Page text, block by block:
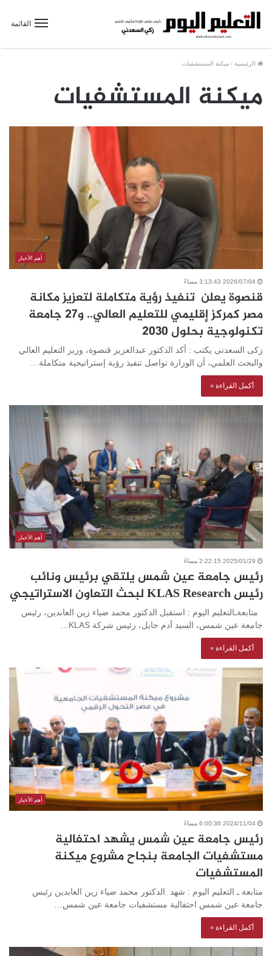
القائمة
الرئيسية / ميكنة المستشفيات
ميكنة المستشفيات
أهم الأخبار
2026/07/04 3:13:43 مساءً
قنصوة يعلن تنفيذ رؤية متكاملة لتعزيز مكانة
مصر كمركز إقليمي للتعليم العالي.. و27 جامعة
تكنولوجية بحلول 2030
زكى السعدنى يكتب : أكد الدكتور عبدالعزيز قنصوة، وزير التعليم العالي
والبحث العلمي، أن الوزارة تواصل تنفيذ رؤية إستراتيجية متكاملة…
أكمل القراءة »
أهم الأخبار
2025/01/29 2:22:15 مساءً
رئيس جامعة عين شمس يلتقي برئيس ونائب
رئيس KLAS Research لبحث التعاون الاستراتيجي
متابعةـالتعليم اليوم : استقبل الدكتور محمد ضياء زين العابدين، رئيس
جامعة عين شمس، السيد آدم جايل، رئيس شركة KLAS…
أكمل القراءة »
أهم الأخبار
2024/11/04 6:00:36 مساءً
رئيس جامعة عين شمس يشهد احتفالية
مستشفيات الجامعة بنجاح مشروع ميكنة
المستشفيات
متابعة ـ التعليم اليوم : شهد الدكتور محمد ضياء زين العابدين رئيس
جامعة عين شمس احتفالية مستشفيات جامعة عين شمس…
أكمل القراءة »